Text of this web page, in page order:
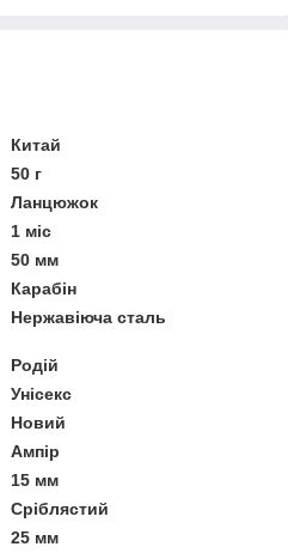
Китай
50 г
Ланцюжок
1 міс
50 мм
Карабін
Нержавіюча сталь
Родій
Унісекс
Новий
Ампір
15 мм
Сріблястий
25 мм